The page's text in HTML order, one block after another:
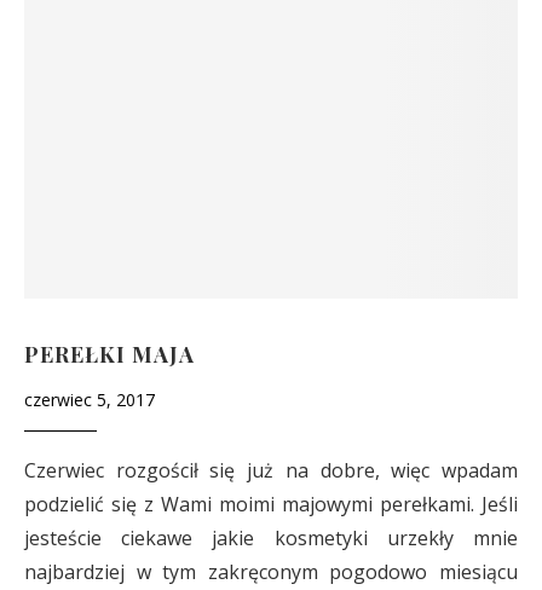
PEREŁKI MAJA
czerwiec 5, 2017
Czerwiec rozgościł się już na dobre, więc wpadam
podzielić się z Wami moimi majowymi perełkami. Jeśli
jesteście ciekawe jakie kosmetyki urzekły mnie
najbardziej w tym zakręconym pogodowo miesiącu